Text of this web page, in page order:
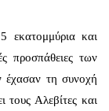
εκατομμύρια και
προσπάθειες των
έχασαν τη συνοχή
Αλεβίτες και